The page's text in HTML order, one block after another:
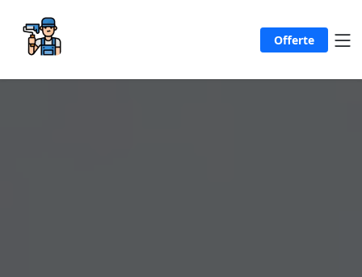
Offerte